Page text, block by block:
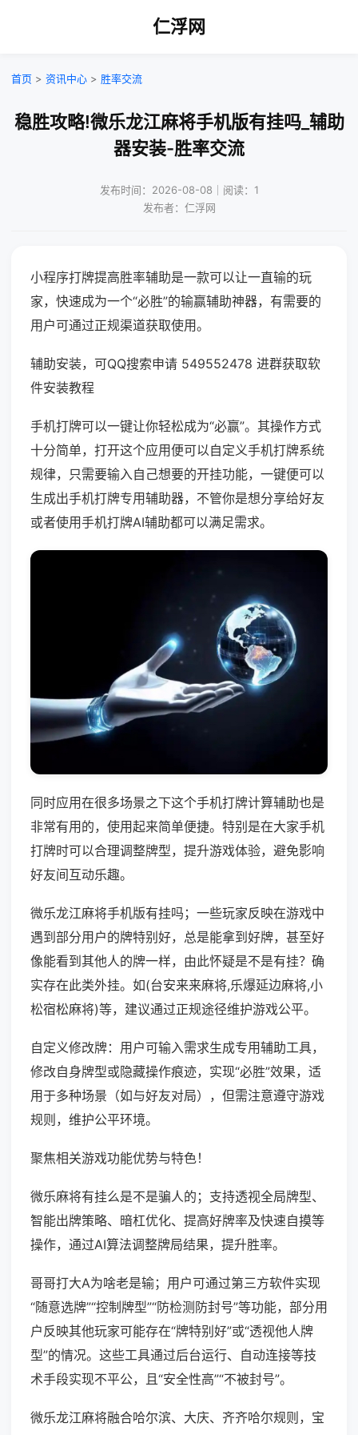
仁浮网
首页 > 资讯中心 > 胜率交流
稳胜攻略!微乐龙江麻将手机版有挂吗_辅助
器安装-胜率交流
发布时间：2026-08-08｜阅读：1
发布者：仁浮网
小程序打牌提高胜率辅助是一款可以让一直输的玩
家，快速成为一个“必胜”的输赢辅助神器，有需要的
用户可通过正规渠道获取使用。
辅助安装，可QQ搜索申请 549552478 进群获取软
件安装教程
手机打牌可以一键让你轻松成为“必赢”。其操作方式
十分简单，打开这个应用便可以自定义手机打牌系统
规律，只需要输入自己想要的开挂功能，一键便可以
生成出手机打牌专用辅助器，不管你是想分享给好友
或者使用手机打牌AI辅助都可以满足需求。
同时应用在很多场景之下这个手机打牌计算辅助也是
非常有用的，使用起来简单便捷。特别是在大家手机
打牌时可以合理调整牌型，提升游戏体验，避免影响
好友间互动乐趣。
微乐龙江麻将手机版有挂吗；一些玩家反映在游戏中
遇到部分用户的牌特别好，总是能拿到好牌，甚至好
像能看到其他人的牌一样，由此怀疑是不是有挂？确
实存在此类外挂。如(台安来来麻将,乐爆延边麻将,小
松宿松麻将)等，建议通过正规途径维护游戏公平。
自定义修改牌：用户可输入需求生成专用辅助工具，
修改自身牌型或隐藏操作痕迹，实现“必胜”效果，适
用于多种场景（如与好友对局），但需注意遵守游戏
规则，维护公平环境。
聚焦相关游戏功能优势与特色！
微乐麻将有挂么是不是骗人的；支持透视全局牌型、
智能出牌策略、暗杠优化、提高好牌率及快速自摸等
操作，通过AI算法调整牌局结果，提升胜率。
哥哥打大A为啥老是输；用户可通过第三方软件实现
“随意选牌”“控制牌型”“防检测防封号”等功能，部分用
户反映其他玩家可能存在“牌特别好”或“透视他人牌
型”的情况。这些工具通过后台运行、自动连接等技
术手段实现不平公，且“安全性高”“不被封号”。
微乐龙江麻将融合哈尔滨、大庆、齐齐哈尔规则，宝